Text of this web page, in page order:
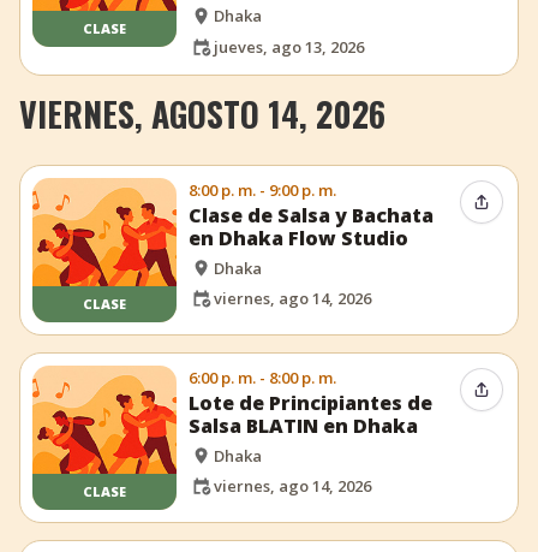
CLASE
Dhaka
jueves, ago 13, 2026
VIERNES, AGOSTO 14, 2026
CLASE
8:00 p. m. - 9:00 p. m.
Clase de Salsa y Bachata
en Dhaka Flow Studio
Dhaka
viernes, ago 14, 2026
CLASE
6:00 p. m. - 8:00 p. m.
Lote de Principiantes de
Salsa BLATIN en Dhaka
Dhaka
viernes, ago 14, 2026